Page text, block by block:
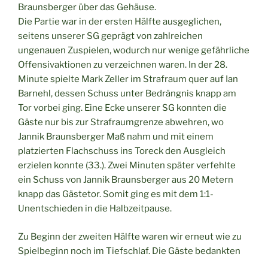
Braunsberger über das Gehäuse.
Die Partie war in der ersten Hälfte ausgeglichen,
seitens unserer SG geprägt von zahlreichen
ungenauen Zuspielen, wodurch nur wenige gefährliche
Offensivaktionen zu verzeichnen waren. In der 28.
Minute spielte Mark Zeller im Strafraum quer auf Ian
Barnehl, dessen Schuss unter Bedrängnis knapp am
Tor vorbei ging. Eine Ecke unserer SG konnten die
Gäste nur bis zur Strafraumgrenze abwehren, wo
Jannik Braunsberger Maß nahm und mit einem
platzierten Flachschuss ins Toreck den Ausgleich
erzielen konnte (33.). Zwei Minuten später verfehlte
ein Schuss von Jannik Braunsberger aus 20 Metern
knapp das Gästetor. Somit ging es mit dem 1:1-
Unentschieden in die Halbzeitpause.
Zu Beginn der zweiten Hälfte waren wir erneut wie zu
Spielbeginn noch im Tiefschlaf. Die Gäste bedankten